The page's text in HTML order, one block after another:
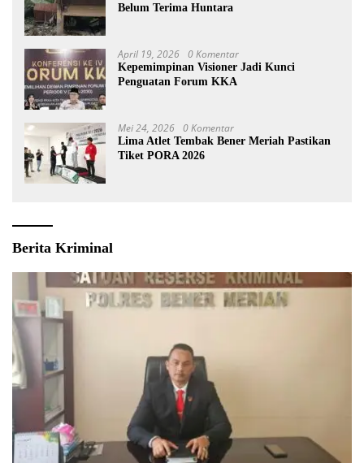
Belum Terima Huntara
April 19, 2026 0 Komentar
Kepemimpinan Visioner Jadi Kunci
Penguatan Forum KKA
Mei 24, 2026 0 Komentar
Lima Atlet Tembak Bener Meriah Pastikan
Tiket PORA 2026
Berita Kriminal